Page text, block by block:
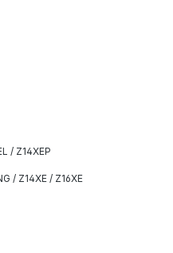
/ Z14XEP
/ Z14XE / Z16XE